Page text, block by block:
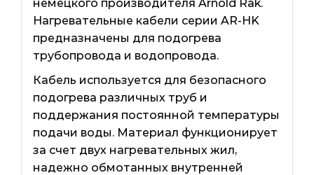
немецкого производителя Arnold Rak.
Нагревательные кабели серии AR-HK
предназначены для подогрева
трубопровода и водопровода.
Кабель используется для безопасного
подогрева различных труб и
поддержания постоянной температуры
подачи воды. Материал функционирует
за счет двух нагревательных жил,
надежно обмотанных внутренней